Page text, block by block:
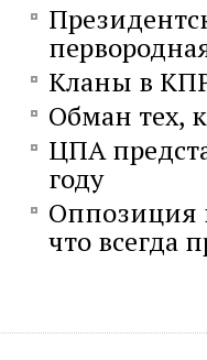
Кланы в
Обман тех,
ЦПА
году
Оппозиция
что всегда